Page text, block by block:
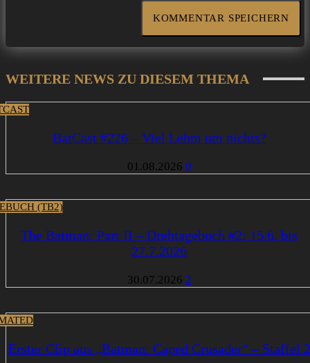
WEITERE NEWS ZU DIESEM THEMA
BatCast #226 – Viel Lehm um nichts?
01.08.2026 0
(TB2)
The Batman: Part II – Drehtagebuch #2: 15.6. bis
27.7.2026
30.07.2026 2
Erster Clip aus „Batman: Caped Crusader“ – Staffel 2